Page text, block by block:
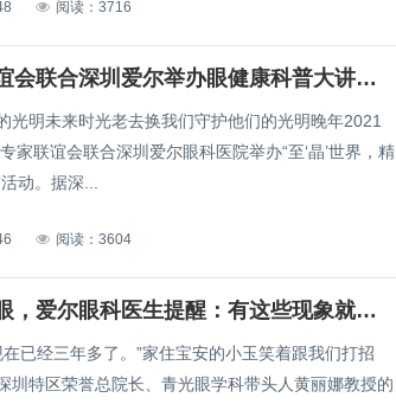
阅读：3716
深圳市科学技术专家联谊会联合深圳爱尔举办眼健康科普大讲堂活动
光明未来时光老去换我们守护他们的光明晚年2021
家联谊会联合深圳爱尔眼科医院举办“至‘晶’世界，精
动。据深...
阅读：3604
高度近视没想到是青光眼，爱尔眼科医生提醒：有这些现象就要注意！
已经三年多了。”家住宝安的小玉笑着跟我们打招
圳特区荣誉总院长、青光眼学科带头人黄丽娜教授的